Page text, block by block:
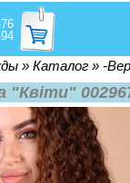
» Каталог » -
"Квіти"